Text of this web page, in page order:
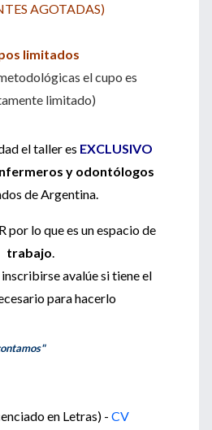
AGOTADAS)
limitados
el cupo es
limitado)
el taller es EXCLUSIVO
y odontólogos
de Argentina.
por lo que es un espacio de
trabajo.
avalúe si tiene el
para hacerlo
en Letras) - CV